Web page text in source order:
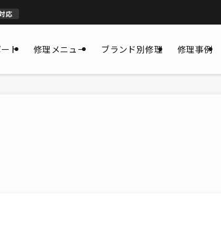
応
ト 修理メニュー ブランド別修理 修理事例